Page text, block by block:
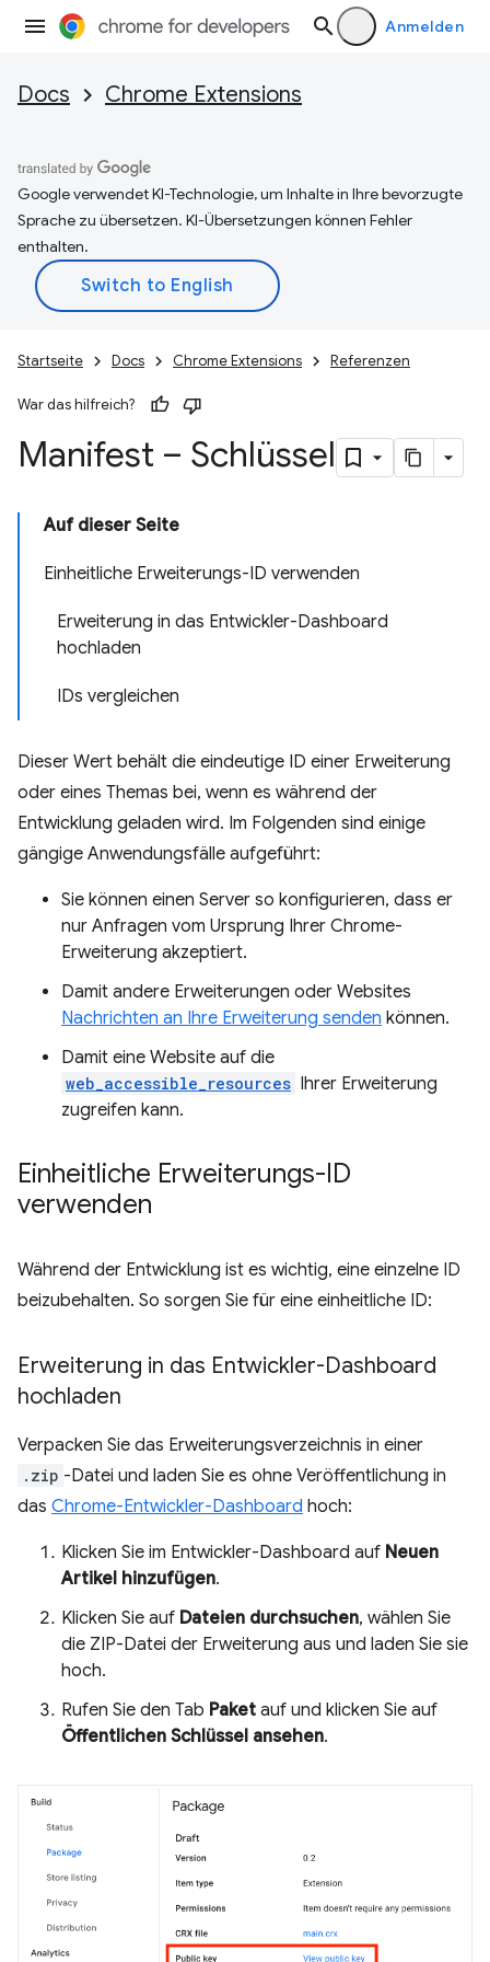
Anmelden
Docs Chrome Extensions
Google verwendet KI-Technologie, um Inhalte in Ihre bevorzugte
Sprache zu übersetzen. KI-Übersetzungen können Fehler
enthalten.
Startseite Docs Chrome Extensions Referenzen
War das hilfreich?
Manifest – Schlüssel
Auf dieser Seite
Einheitliche Erweiterungs-ID verwenden
Erweiterung in das Entwickler-Dashboard
hochladen
IDs vergleichen
Dieser Wert behält die eindeutige ID einer Erweiterung
oder eines Themas bei, wenn es während der
Entwicklung geladen wird. Im Folgenden sind einige
gängige Anwendungsfälle aufgeführt:
Sie können einen Server so konfigurieren, dass er
nur Anfragen vom Ursprung Ihrer Chrome-
Erweiterung akzeptiert.
Damit andere Erweiterungen oder Websites
Nachrichten an Ihre Erweiterung senden können.
Damit eine Website auf die
web_accessible_resources Ihrer Erweiterung
zugreifen kann.
Einheitliche Erweiterungs-ID
verwenden
Während der Entwicklung ist es wichtig, eine einzelne ID
beizubehalten. So sorgen Sie für eine einheitliche ID:
Erweiterung in das Entwickler-Dashboard
hochladen
Verpacken Sie das Erweiterungsverzeichnis in einer
.zip -Datei und laden Sie es ohne Veröffentlichung in
das Chrome-Entwickler-Dashboard hoch:
Klicken Sie im Entwickler-Dashboard auf Neuen
Artikel hinzufügen.
Klicken Sie auf Dateien durchsuchen, wählen Sie
die ZIP-Datei der Erweiterung aus und laden Sie sie
hoch.
Rufen Sie den Tab Paket auf und klicken Sie auf
Öffentlichen Schlüssel ansehen.